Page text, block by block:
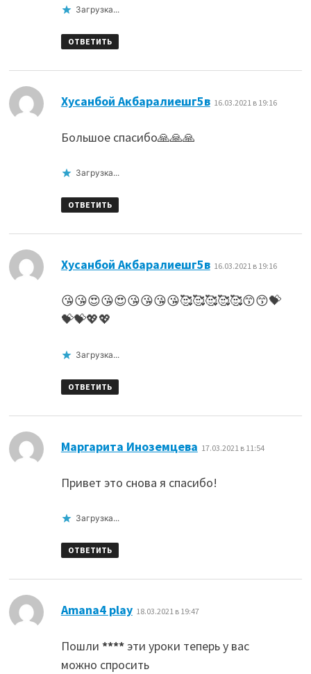
Загрузка...
ОТВЕТИТЬ
Хусанбой Акбаралиешг5в: 16.03.2021 в 19:16
Большое спасибо🙏🙏🙏
Загрузка...
ОТВЕТИТЬ
Хусанбой Акбаралиешг5в: 16.03.2021 в 19:16
😘😘😍😘😍😘😘😘😘🥰🥰🥰🥰🥰😙😙💝
💝💝💖💖
Загрузка...
ОТВЕТИТЬ
Маргарита Иноземцева 17.03.2021 в 11:54
Привет это снова я спасибо!
Загрузка...
ОТВЕТИТЬ
Amana4 play: 18.03.2021 в 19:47
Пошли ****эти уроки теперь у вас
можно спросить